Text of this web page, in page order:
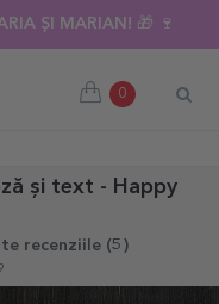
ȘI MARIAN! 🎁 🍷
0
și text - Happy
recenziile (5 )